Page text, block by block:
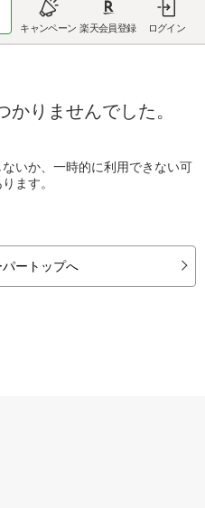
キャンペーン 楽天会員登録 ログイン
かりませんでした。
いか、一時的に利用できない可
ます。
ートップへ